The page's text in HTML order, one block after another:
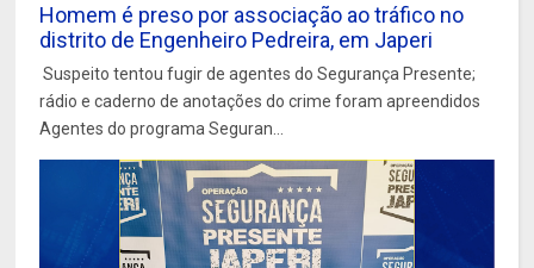
Homem é preso por associação ao tráfico no
distrito de Engenheiro Pedreira, em Japeri
Suspeito tentou fugir de agentes do Segurança Presente;
rádio e caderno de anotações do crime foram apreendidos
Agentes do programa Seguran...